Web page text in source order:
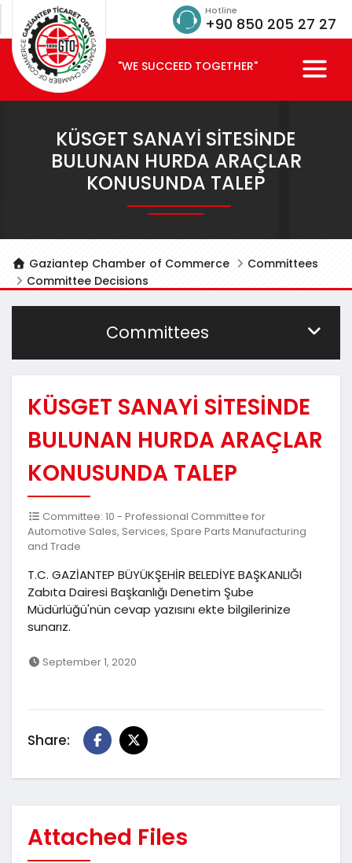
Hotline
+90 850 205 27 27
"WE SUCCEED TOGETHER"
KÜSGET SANAYİ SİTESİNDE
BULUNAN HURDA ARAÇLAR
KONUSUNDA TALEP
Gaziantep Chamber of Commerce
Committees
Committee Decisions
Committees
KÜSGET SANAYİ SİTESİNDE
BULUNAN HURDA ARAÇLAR
KONUSUNDA TALEP
Committee: 10 - Professional Committee for
Automotive Sales, Services, Spare Parts Manufacturing
and Trade
T.C. GAZİANTEP BÜYÜKŞEHİR BELEDİYE BAŞKANLIĞI
Zabıta Dairesi Başkanlığı Denetim Şube
Müdürlüğü'nün cevap yazısını ekte bilgilerinize
sunarız.
September 1, 2020
Share:
Attached Files